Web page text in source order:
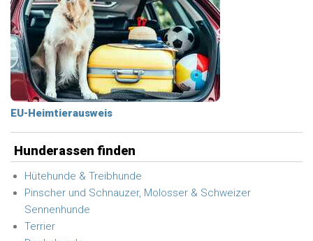
EU-Heimtierausweis
Hunderassen finden
Hütehunde & Treibhunde
Pinscher und Schnauzer, Molosser & Schweizer
Sennenhunde
Terrier